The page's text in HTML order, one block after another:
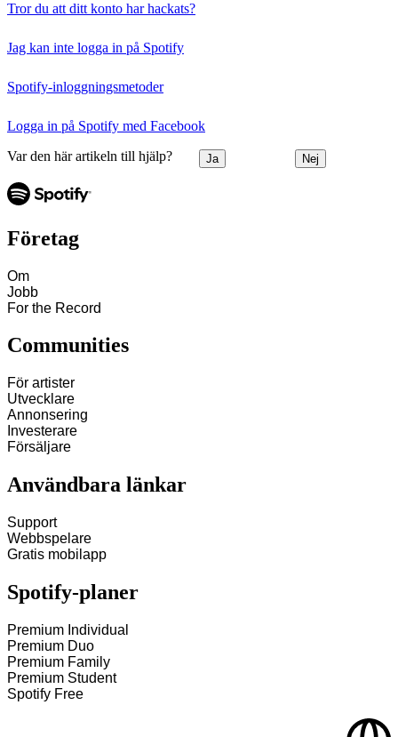
Tror du att ditt konto har hackats?
Jag kan inte logga in på Spotify
Spotify-inloggningsmetoder
Logga in på Spotify med Facebook
Var den här artikeln till hjälp? Ja Nej
Företag
Om
Jobb
For the Record
Communities
För artister
Utvecklare
Annonsering
Investerare
Försäljare
Användbara länkar
Support
Webbspelare
Gratis mobilapp
Spotify‑planer
Premium Individual
Premium Duo
Premium Family
Premium Student
Spotify Free